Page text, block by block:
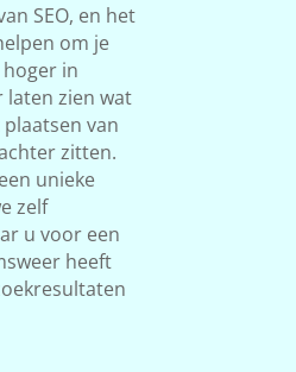
SEO, en het
om je
in
laten zien wat
van
zitten.
unieke
zelf
u voor een
heeft